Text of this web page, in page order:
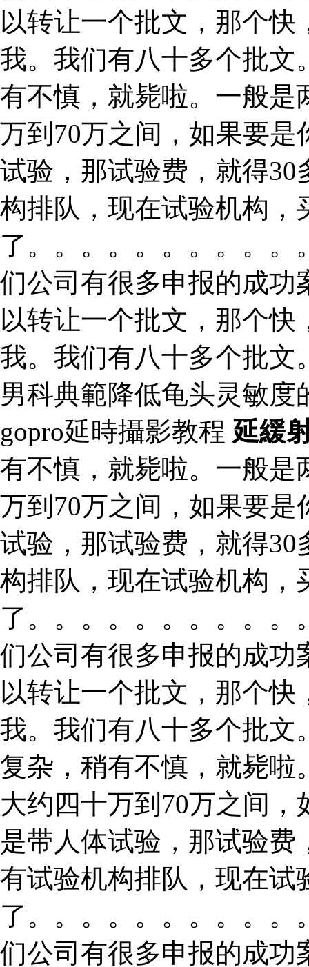
以转让一个批文，那个
我。我们有八十多个批文
有不慎，就毙啦。一般是
万到70万之间，如果要
试验，那试验费，就得
构排队，现在试验机构，
了。。。。。。。。。
们公司有很多申报的成功
以转让一个批文，那个
我。我们有八十多个批文
男科典範降低龟头灵敏
gopro延時攝影教程 延緩
有不慎，就毙啦。一般是
万到70万之间，如果要
试验，那试验费，就得
构排队，现在试验机构，
了。。。。。。。。。
们公司有很多申报的成功
以转让一个批文，那个
我。我们有八十多个批文
复杂，稍有不慎，就毙啦
大约四十万到70万之间
是带人体试验，那试验费
有试验机构排队，现在试
了。。。。。。。。。
们公司有很多申报的成功